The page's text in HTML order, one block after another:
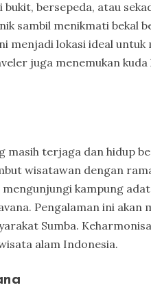
bersepeda, atau
sambil menikmati bekal
lokasi ideal untuk
juga menemukan
masih terjaga dan hidup
wisatawan dengan
kampung
Pengalaman ini akan
Sumba.
alam Indonesia.